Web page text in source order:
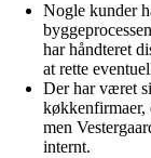
Nogle kunder
har håndteret
at rette
Der har været
køkkenfirmaer,
men
internt.